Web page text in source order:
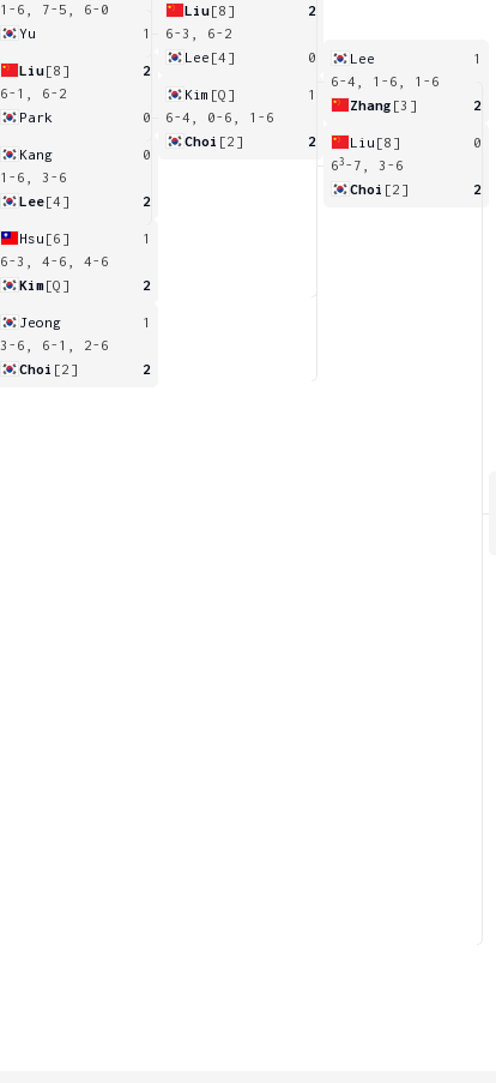
1-6, 7-5, 6-0
Yu
1
Liu[8]
2
6-1, 6-2
Park
0
Kang
0
1-6, 3-6
Lee[4] 2
Hsu [6]
1
6-3, 4-6, 4-6
Kim[Q] 2
Jeong
1
3-6, 6-1, 2-6
Choi [2] 2
Liu[8]
2
6-3, 6-2
Lee [4] 0
Kim [Q]
1
6-4, 0-6, 1-6
Choi [2] 2
Lee
1
6-4, 1-6, 1-6
Zhang [3] 2
Liu [8]
0
63 -7, 3-6
Choi [2] 2